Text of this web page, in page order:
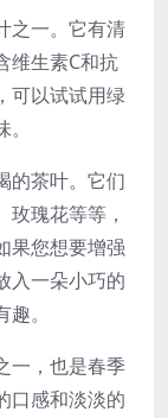
之一。它有清
维生素C和抗
可以试试用绿
的茶叶。它们
瑰花等等，
果您想要增强
入一朵小巧的
。
一，也是春季
口感和淡淡的